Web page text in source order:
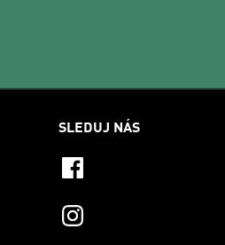
SLEDUJ NÁS